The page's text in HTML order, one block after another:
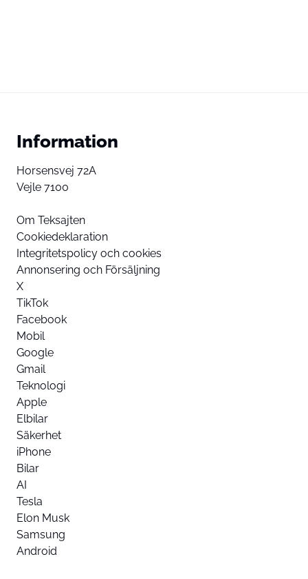
Information
Horsensvej 72A
Vejle 7100
Om Teksajten
Cookiedeklaration
Integritetspolicy och cookies
Annonsering och Försäljning
X
TikTok
Facebook
Mobil
Google
Gmail
Teknologi
Apple
Elbilar
Säkerhet
iPhone
Bilar
AI
Tesla
Elon Musk
Samsung
Android